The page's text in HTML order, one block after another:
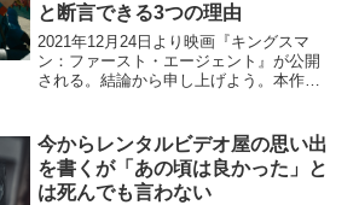
と断言できる3つの理由
2021年12月24日より映画『キングスマ
ン：ファースト・エージェント』が公開
される。結論から申し上げよう。本作は
生に観てほしい）エンターテインメント&
アクション映画の...
今からレンタルビデオ屋の思い出
を書くが「あの頃は良かった」と
は死んでも言わない